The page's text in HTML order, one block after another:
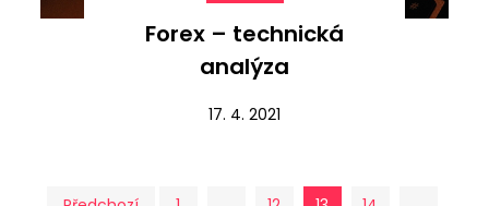
Forex – technická
analýza
17. 4. 2021